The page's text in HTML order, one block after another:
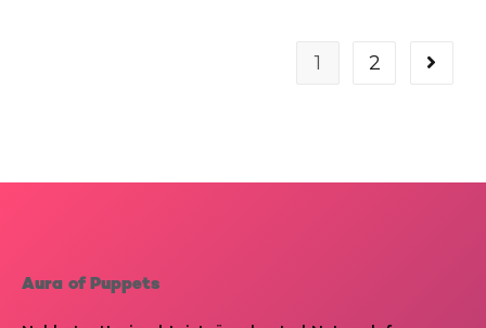
1 2
Aura of Puppets